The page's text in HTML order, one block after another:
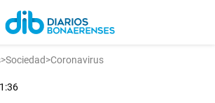
>Sociedad>Coronavirus